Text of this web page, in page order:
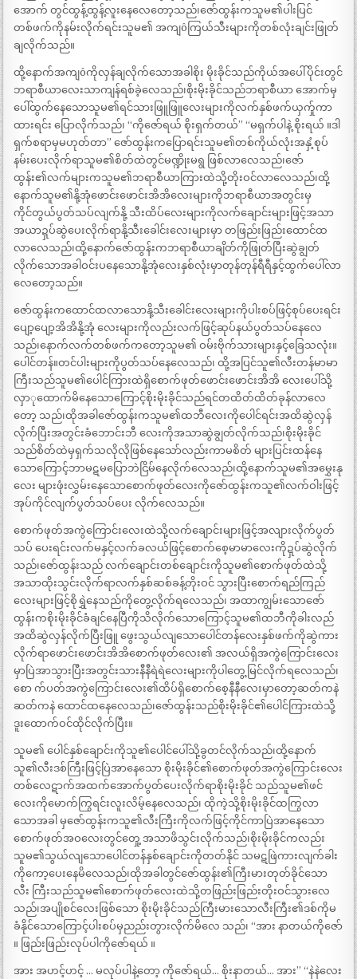
အောက် တွင်ထွန့်ထွန့်လူးနေလေတော့သည်၊ဇော်ထွန်းကသူမ၏ပါးပြင်
တစ်ဖက်ကိုနမ်းလိုက်ရင်းသူမ၏ အကျôကြယ်သီးများကိုတစ်လုံးချင်းဖြုတ်
ချလိုက်သည်။
ထို့နောက်အကျôကိုလှန်ချလိုက်သောအခါစိုး မိုးခိုင်သည်ကိုယ်အပေါ်ပိုင်းတွင်
ဘရာစီယာလေးသာကျန်ရစ်ခဲ့လေသည်၊စိုးမိုးခိုင်သည်ဘရာစီယာ အောက်မှ
ပေါ်ထွက်နေသောသူမ၏ရင်သားဖြူဖြူလေးများကိုလက်နှစ်ဖက်ယှက်ှုကာ
ထားရင်း ပြောလိုက်သည်၊ “ကိုဇော်ရယ် စိုးရှက်တယ်” “မရှက်ပါနဲ့ စိုးရယ် ။ဒါ
ရှက်စရာမှမဟုတ်တာ” ဇော်ထွန်းကပြောရင်းသူမ၏တစ်ကိုယ်လုံးအနှံ့စုပ်
နမ်းပေးလိုက်ရာသူမ၏စိတ်ထဲတွင်မဏ္ဍိုးမရွ ဖြစ်လာလေသည်၊ဇော်
ထွန်း၏လက်များကသူမ၏ဘရာစီယာကြားထဲသို့တိုးဝင်လာလေသည်၊ထို့
နောက်သူမ၏နို့အုံဖောင်းဖောင်းအိအိလေးများကိုဘရာစီယာအတွင်းမှ
ကိုင်တွယ်ပွတ်သပ်လျက်နို့ သီးထိပ်လေးများကိုလက်ချောင်းများဖြင့်အသာ
အယာဍှပ်ဆွဲပေးလိုက်ရာနို့သီးခေါင်းလေးများမှာ တဖြည်းဖြည်းထောင်ထ
လာလေသည်၊ထို့နောက်ဇော်ထွန်းကဘရာစီယာချိတ်ကိုဖြုတ်ပြီးဆွဲချွတ်
လိုက်သောအခါဝင်းပနေသောနို့အုံလေးနှစ်လုံးမှာတုန်တုန်ရီရီနှင့်ထွက်ပေါ်လာ
လေတော့သည်။
ဇော်ထွန်းကထောင်ထလာသောနို့သီးခေါင်းလေးများကိုပါးစပ်ဖြင့်စုပ်ပေးရင်း
ပျော့ပျော့အိအိနို့အုံ လေးများကိုလည်းလက်ဖြင့်ဆုပ်နယ်ပွတ်သပ်နေလေ
သည်၊နောက်လက်တစ်ဖက်ကတော့သူမ၏ ဝမ်းဗိုက်သားများနှင့်ခြေသလုံး။
ပေါင်တန်။တင်ပါးများကိုပွတ်သပ်နေလေသည်၊ ထို့အပြင်သူ၏လီးတန်မာမာ
ကြီးသည်သူမ၏ပေါင်ကြားထဲရှိစောက်ဖုတ်ဖောင်းဖောင်းအိအိ လေးပေါ်သို့
လှာုထောက်မိနေသောကြောင့်စိုးမိုးခိုင်သည်ရင်တထိတ်ထိတ်ခုန်လာလေ
တော့ သည်၊ထိုအခါဇော်ထွန်းကသူမ၏ထဘီလေးကိုပေါင်ရင်းအထိဆွဲလှန်
လိုက်ပြီးအတွင်းခံဘောင်းဘီ လေးကိုအသာဆွဲချွတ်လိုက်သည်၊စိုးမိုးခိုင်
သည်စိတ်ထဲမှရှက်သလိုလိုဖြစ်နေသော်လည်းကာမစိတ် များပြင်းထန်နေ
သောကြောင့်ဘာမဋမပြောဘဲငြိမ်နေလိုက်လေသည်၊ထို့နောက်သူမ၏အမွှေးနု
လေး များဖုံးလွှမ်းနေသောစောက်ဖုတ်လေးကိုဇော်ထွန်းကသူ၏လက်ဝါးဖြင့်
အုပ်ကိုင်လျက်ပွတ်သပ်ပေး လိုက်လေသည်။
စောက်ဖုတ်အကွဲကြောင်းလေးထဲသို့လက်ချောင်းများဖြင့်အလျားလိုက်ပွတ်
သပ် ပေးရင်းလက်မနှင့်လက်ခလယ်ဖြင့်စောက်စေ့မာမာလေးကိုဍှပ်ဆွဲလိုက်
သည်၊ဇော်ထွန်းသည် လက်ချောင်းတစ်ချောင်းကိုသူမ၏စောက်ဖုတ်ထဲသို့
အသာထိုးသွင်းလိုက်ရာလက်နှစ်ဆစ်ခန့်တိုးဝင် သွားပြီးစောက်ရည်ကြည်
လေးများဖြင့်စိုရွှဲနေသည်ကိုတွေ့လိုက်ရလေသည်၊ အထာကျွမ်းသောဇော်
ထွန်းကစိုးမိုးခိုင်ခံချင်နေပြီကိုသိလိုက်သောကြောင့်သူမ၏ထဘီကိုခါးလည်
အထိဆွဲလှန်လိုက်ပြီးဖြူ ဖွေးသွယ်လျသောပေါင်တန်လေးနှစ်ဖက်ကိုဆွဲကား
လိုက်ရာဖောင်းဖောင်းအိအိစောက်ဖုတ်လေး၏ အလယ်ရှိအကွဲကြောင်းလေး
မှာပြဲအာသွားပြီးအတွင်းသားနီနီရဲရဲလေးများကိုပါတွေ့မြင်လိုက်ရလေသည်၊
စော က်ပတ်အကွဲကြောင်းလေး၏ထိပ်ရှိစောက်စေ့နီနီလေးမှာတော့ဆတ်ကနဲ
ဆတ်ကနဲ ထောင်ထနေလေသည်၊ဇော်ထွန်းသည်စိုးမိုးခိုင်၏ပေါင်ကြားထဲသို့
ဒူးထောက်ဝင်ထိုင်လိုက်ပြီး။
သူမ၏ ပေါင်နှစ်ချောင်းကိုသူ၏ပေါင်ပေါ်သို့ခွတင်လိုက်သည်၊ထို့နောက်
သူ၏လီးဒစ်ကြီးဖြင့်ပြဲအာနေသော စိုးမိုးခိုင်၏စောက်ဖုတ်အကွဲကြောင်းလေး
တစ်လေဋာက်အထက်အောက်ပွတ်ပေးလိုက်ရာစိုးမိုးခိုင် သည်သူမ၏ဖင်
လေးကိုမောက်ကြွရင်းလူးလိမ့်နေလေသည်၊ ထိုကဲ့သို့စိုးမိုးခိုင်ထကြွလာ
သောအခါ မှဇော်ထွန်းကသူ၏လီးကြီးကိုလက်ဖြင့်ကိုင်ကာပြဲအာနေသော
စောက်ဖုတ်အဝလေးတွင်တှေု့ အသာဖိသွင်းလိုက်သည်၊စိုးမိုးခိုင်ကလည်း
သူမ၏သွယ်လျသောပေါင်တန်နှစ်ချောင်းကိုတတ်နိုင် သမဋဖြဲကားလျက်ခါး
ကိုကော့ပေးနေမိလေသည်၊ထိုအခါတွင်ဇော်ထွန်း၏ကြီးမားတုတ်ခိုင်သော
လီး ကြီးသည်သူမ၏စောက်ဖုတ်လေးထဲသို့တဖြည်းဖြည်းတိုးဝင်သွားလေ
သည်၊အပျိုစင်လေးဖြစ်သော စိုးမိုးခိုင်သည်ကြီးမားသောလီးကြီး၏ဒစ်ကိုမ
ခံနိုင်သောကြောင့်ပါးစပ်မှညည်းတွားလိုက်မိလေ သည်၊ “အား နာတယ်ကိုဇော်
။ ဖြည်းဖြည်းလုပ်ပါကိုဇော်ရယ် ။
အား အဟင့်ဟင့် … မလုပ်ပါနဲ့တော့ ကိုဇော်ရယ်… စိုးနာတယ်… အား” “နဲနဲလေး